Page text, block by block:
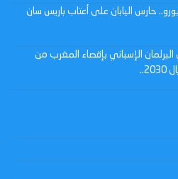
يورو.. حارس اليابان على أعتاب باريس سان
الإسباني بإقصاء المغرب من